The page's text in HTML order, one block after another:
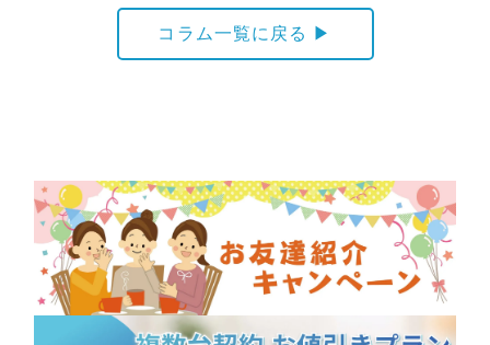
コラム一覧に戻る ▶